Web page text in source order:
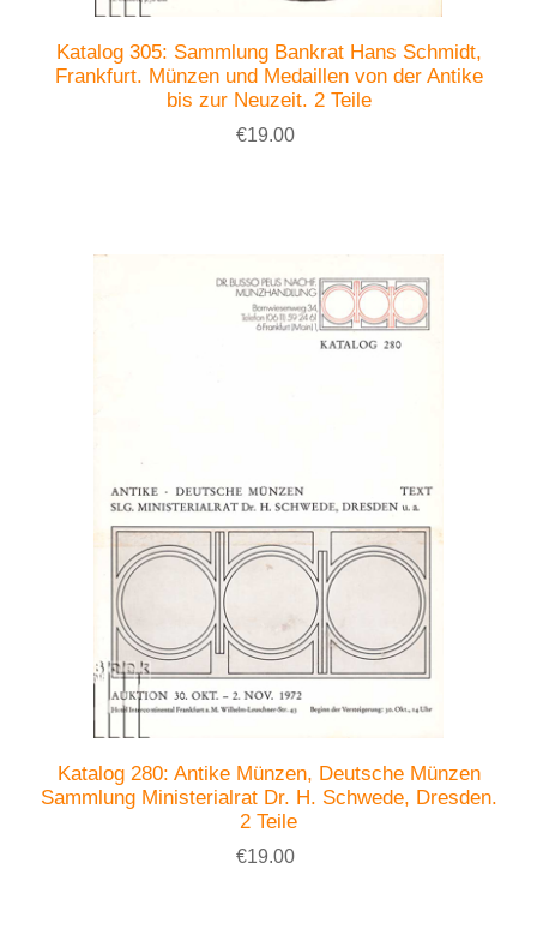
Katalog 305: Sammlung Bankrat Hans Schmidt,
Frankfurt. Münzen und Medaillen von der Antike
bis zur Neuzeit. 2 Teile
€19.00
Katalog 280: Antike Münzen, Deutsche Münzen
Sammlung Ministerialrat Dr. H. Schwede, Dresden.
2 Teile
€19.00